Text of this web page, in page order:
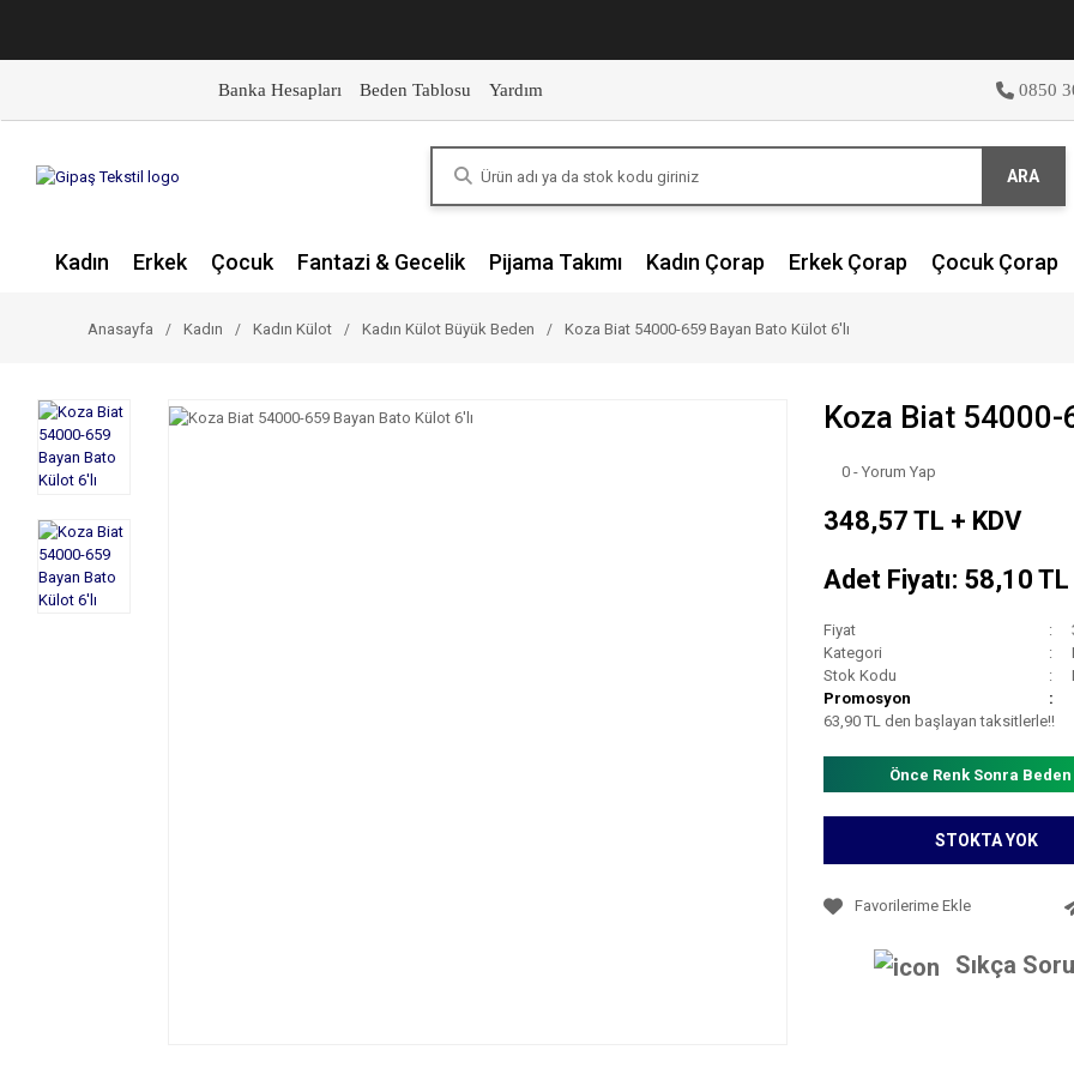
Banka Hesapları Beden Tablosu Yardım 0850
ARA
Kadın Erkek Çocuk Fantazi & Gecelik Pijama Takımı Kadın Çorap Erkek Çorap Çocuk Çorap
Anasayfa Kadın Kadın Külot Kadın Külot Büyük Beden Koza Biat 54000-659 Bayan Bato Külot 6'lı
Koza Biat 54000-
0 - Yorum Yap
348,57 TL + KDV
Adet Fiyatı: 58,10 TL
Fiyat
Kategori
Stok Kodu
Promosyon
63,90 TL den başlayan taksitlerle!!
Önce Renk Sonra
STOKTA YOK
Sıkça